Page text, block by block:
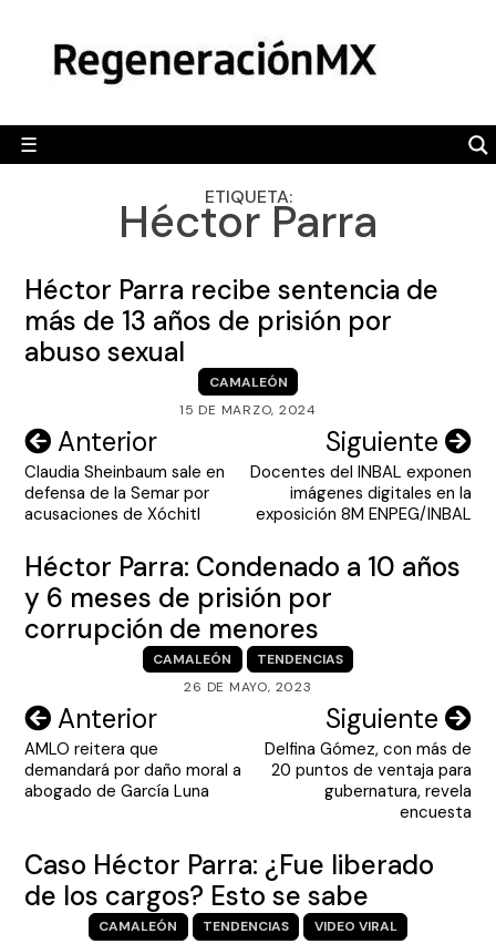
content
☰
POLÍTICA
CAMALEÓN
OPINIÓN
ENGLISH SECTION
ETIQUETA:
Héctor Parra
Héctor Parra recibe sentencia de
más de 13 años de prisión por
abuso sexual
CAMALEÓN
15 DE MARZO, 2024
Navegación
de
entradas
Anterior
Claudia Sheinbaum sale en
defensa de la Semar por
acusaciones de Xóchitl
Siguiente
Docentes del INBAL exponen
imágenes digitales en la
exposición 8M ENPEG/INBAL
Héctor Parra: Condenado a 10 años
y 6 meses de prisión por
corrupción de menores
CAMALEÓN
TENDENCIAS
26 DE MAYO, 2023
Navegación
de
entradas
Anterior
AMLO reitera que
demandará por daño moral a
abogado de García Luna
Siguiente
Delfina Gómez, con más de
20 puntos de ventaja para
gubernatura, revela
encuesta
Caso Héctor Parra: ¿Fue liberado
de los cargos? Esto se sabe
CAMALEÓN TENDENCIAS
VIDEO VIRAL